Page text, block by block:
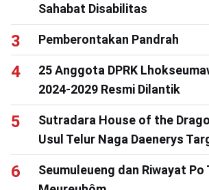
Sahabat Disabilitas
Pemberontakan Pandrah
25 Anggota DPRK
2024-2029 Resmi Dilantik
Sutradara House of the
Usul Telur Naga Daenerys
Seumuleueng dan Riwayat Po